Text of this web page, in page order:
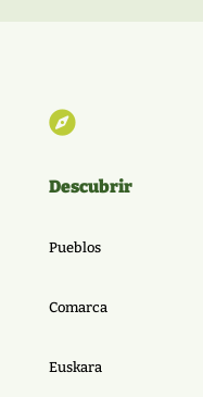

Descubrir
Pueblos
Comarca
Euskara